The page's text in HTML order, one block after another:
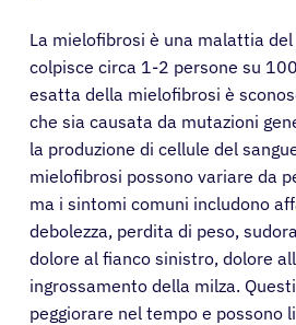
La mielofibrosi è una malattia
colpisce circa 1-2 persone su
esatta della mielofibrosi è
che sia causata da mutazioni
la produzione di cellule del
mielofibrosi possono variare da
ma i sintomi comuni includono
debolezza, perdita di peso,
dolore al fianco sinistro, dolore
ingrossamento della milza.
peggiorare nel tempo e possono